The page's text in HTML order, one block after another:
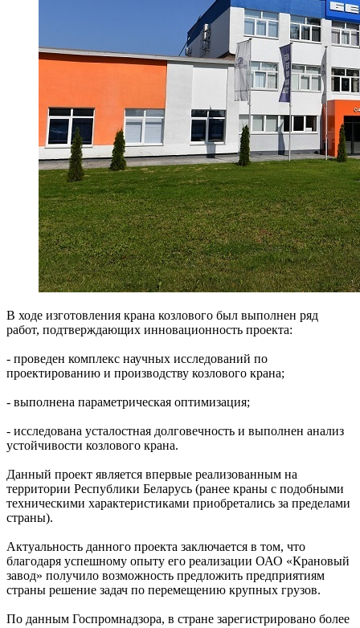
В ходе изготовления крана козлового был выполнен ряд
работ, подтверждающих инновационность проекта:
- проведен комплекс научных исследований по
проектированию и производству козлового крана;
- выполнена параметрическая оптимизация;
- исследована усталостная долговечность и выполнен анализ
устойчивости козлового крана.
Данный проект является впервые реализованным на
территории Республики Беларусь (ранее краны с подобными
техническими характеристиками приобретались за пределами
страны).
Актуальность данного проекта заключается в том, что
благодаря успешному опыту его реализации ОАО «Крановый
завод» получило возможность предложить предприятиям
страны решение задач по перемещению крупных грузов.
По данным Госпромнадзора, в стране зарегистрировано более